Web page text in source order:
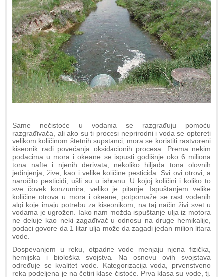
Same nečistoće u vodama se razgrađuju pomoću
razgrađivača, ali ako su ti procesi neprirodni i voda se optereti
velikom količinom štetnih supstanci, mora se koristiti rastvoreni
kiseonik radi povećanja oksidacionih procesa. Prema nekim
podacima u mora i okeane se ispusti godišnje oko 6 miliona
tona nafte i njenih derivata, nekoliko hiljada tona olovnih
jedinjenja, žive, kao i velike količine pesticida. Svi ovi otrovi, a
naročito pesticidi, ušli su u ishranu. U kojoj količini i koliko to
sve čovek konzumira, veliko je pitanje. Ispuštanjem velike
količine otrova u mora i okeane, potpomaže se rast vodenih
algi koje imaju potrebu za kiseonikom, na taj način živi svet u
vodama je ugrožen. Iako nam možda ispuštanje ulja iz motora
ne deluje kao neki zagađivač u odnosu na druge hemikalije,
podaci govore da 1 litar ulja može da zagadi jedan milion litara
vode.
Dospevanjem u reku, otpadne vode menjaju njena fizička,
hemijska i biološka svojstva. Na osnovu ovih svojstava
određuje se kvalitet vode. Kategorizacija voda, prvenstveno
reka podeljena je na četiri klase čistoće. Prva klasa su vode, tj.